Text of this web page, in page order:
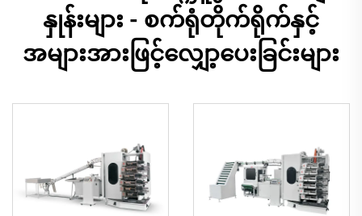
နှုန်းများ - စက်ရုံတိုက်ရိုက်နှင့်
အများအားဖြင့်လျှော့ပေးခြင်းများ